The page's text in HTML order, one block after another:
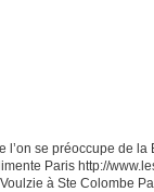
l’on se préoccupe de la
Paris http://
à Ste Colombe